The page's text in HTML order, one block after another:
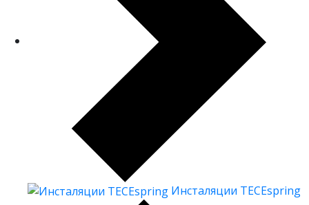
Инсталяции TECEspring